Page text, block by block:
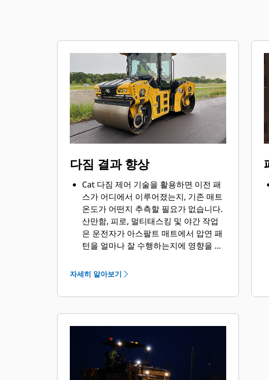
다짐 결과 향상
Cat 다짐 제어 기술을 활용하면 이전 패
스가 어디에서 이루어졌는지, 기존 매트
온도가 어떤지 추측할 필요가 없습니다.
산만함, 피로, 멀티태스킹 및 야간 작업
은 운전자가 아스팔트 매트에서 압연 패
턴을 얼마나 잘 수행하는지에 영향을 미
자세히 알아보기